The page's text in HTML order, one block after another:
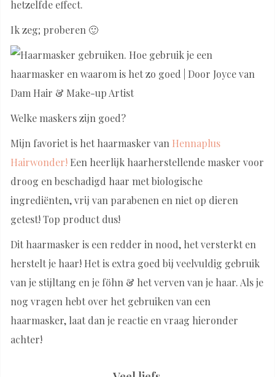
hetzelfde effect.
Ik zeg; proberen 🙂
Welke maskers zijn goed?
Mijn favoriet is het haarmasker van Hennaplus
Hairwonder! Een heerlijk haarherstellende masker voor
droog en beschadigd haar met biologische
ingrediënten, vrij van parabenen en niet op dieren
getest! Top product dus!
Dit haarmasker is een redder in nood, het versterkt en
herstelt je haar! Het is extra goed bij veelvuldig gebruik
van je stijltang en je föhn & het verven van je haar. Als je
nog vragen hebt over het gebruiken van een
haarmasker, laat dan je reactie en vraag hieronder
achter!